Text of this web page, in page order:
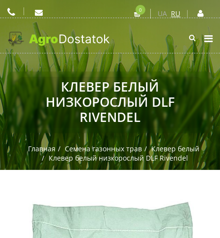
UA RU
0
КЛЕВЕР БЕЛЫЙ
НИЗКОРОСЛЫЙ DLF
RIVENDEL
Главная Семена газонных трав
Клевер белый
Клевер белый низкорослый DLF Rivendel